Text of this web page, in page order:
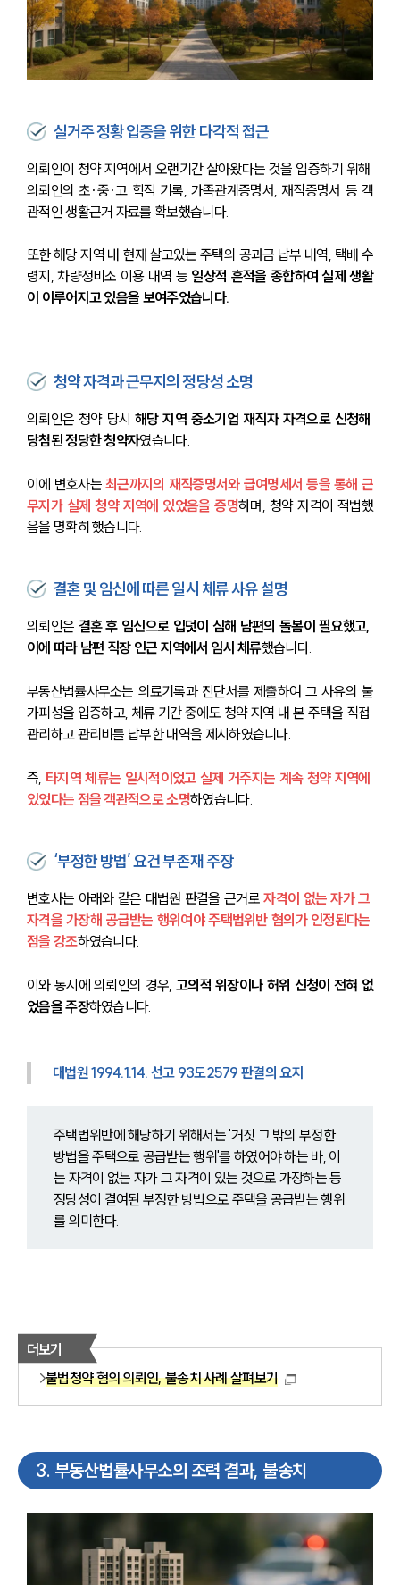
실거주 정황 입증을 위한 다각적 접근
의뢰인이 청약 지역에서 오랜기간 살아왔다는 것을 입증하기 위해
의뢰인의 초·중·고 학적 기록, 가족관계증명서, 재직증명서 등 객
관적인 생활근거 자료를 확보했습니다.
또한 해당 지역 내 현재 살고있는 주택의 공과금 납부 내역, 택배 수
령지, 차량정비소 이용 내역 등 일상적 흔적을 종합하여 실제 생활
이 이루어지고 있음을 보여주었습니다.
청약 자격과 근무지의 정당성 소명
의뢰인은 청약 당시 해당 지역 중소기업 재직자 자격으로 신청해
당첨된 정당한 청약자였습니다.
이에 변호사는 최근까지의 재직증명서와 급여명세서 등을 통해 근
무지가 실제 청약 지역에 있었음을 증명하며, 청약 자격이 적법했
음을 명확히 했습니다.
결혼 및 임신에 따른 일시 체류 사유 설명
의뢰인은 결혼 후 임신으로 입덧이 심해 남편의 돌봄이 필요했고,
이에 따라 남편 직장 인근 지역에서 임시 체류했습니다.
부동산법률사무소는 의료기록과 진단서를 제출하여 그 사유의 불
가피성을 입증하고, 체류 기간 중에도 청약 지역 내 본 주택을 직접
관리하고 관리비를 납부한 내역을 제시하였습니다.
즉, 타지역 체류는 일시적이었고 실제 거주지는 계속 청약 지역에
있었다는 점을 객관적으로 소명하였습니다.
‘부정한 방법’ 요건 부존재 주장
변호사는 아래와 같은 대법원 판결을 근거로 자격이 없는 자가 그
자격을 가장해 공급받는 행위여야 주택법위반 혐의가 인정된다는
점을 강조하였습니다.
이와 동시에 의뢰인의 경우, 고의적 위장이나 허위 신청이 전혀 없
었음을 주장하였습니다.
대법원 1994.1.14. 선고 93도2579 판결의 요지
주택법위반에 해당하기 위해서는 '거짓 그 밖의 부정한
방법을 주택으로 공급받는 행위'를 하였어야 하는 바, 이
는 자격이 없는 자가 그 자격이 있는 것으로 가장하는 등
정당성이 결여된 부정한 방법으로 주택을 공급받는 행위
를 의미한다.
더보기
불법청약 혐의 의뢰인, 불송치 사례 살펴보기
3. 부동산법률사무소의 조력 결과, 불송치